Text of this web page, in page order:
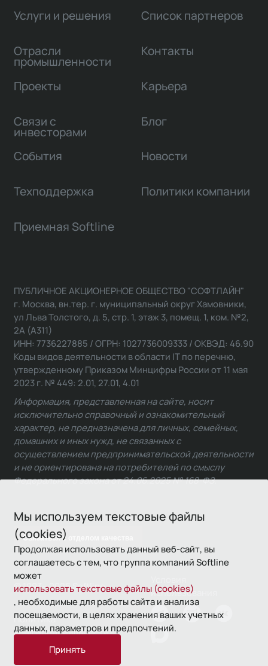
Мы используем текстовые файлы
(cookies)
Продолжая использовать данный веб-сайт, вы
соглашаетесь с тем, что группа компаний Softline
может
использовать текстовые файлы (cookies)
, необходимые для работы сайта и анализа
посещаемости, в целях хранения ваших учетных
данных, параметров и предпочтений.
Принять
Услуги и решения
Отрасли
промышленности
Проекты
Связи с
инвесторами
Список партнеров
Контакты
Карьера
Блог
События Новости
Техподдержка Политики компании
Приемная Softline
Связаться с отделом качества
ПУБЛИЧНОЕ АКЦИОНЕРНОЕ ОБЩЕСТВО "СОФТЛАЙН"
г. Москва, вн.тер. г. муниципальный округ Хамовники,
ул Льва Толстого, д. 5, стр. 1, этаж 3, помещ. 1, ком. №2,
2А (А311)
ИНН: 7736227885 / ОГРН: 1027736009333 / ОКВЭД: 46.90
Коды видов деятельности в области IT по перечню,
утвержденному Приказом Минцифры России от 11 мая
2023 г. № 449: 2.01, 27.01, 4.01
Информация, представленная на сайте, носит
исключительно справочный и ознакомительный
характер, не предназначена для личных, семейных,
домашних и иных нужд, не связанных с
осуществлением предпринимательской деятельности
и не ориентирована на потребителей по смыслу
Федерального закона от 24.06.2025 № 168-ФЗ.
© 1993—2026 Softline
использования
Политика
конфиденциальности